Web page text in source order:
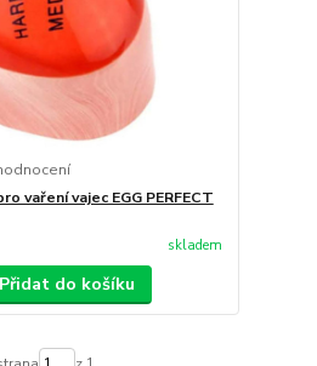
vaření vajec EGG PERFECT
skladem
Přidat do košíku